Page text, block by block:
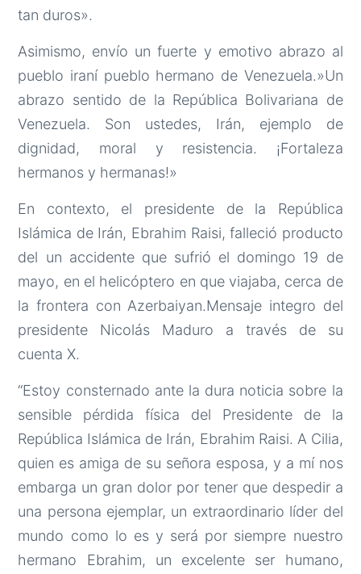
tan duros».
Asimismo, envío un fuerte y emotivo abrazo al
pueblo iraní pueblo hermano de Venezuela.»Un
abrazo sentido de la República Bolivariana de
Venezuela. Son ustedes, Irán, ejemplo de
dignidad, moral y resistencia. ¡Fortaleza
hermanos y hermanas!»
En contexto, el presidente de la República
Islámica de Irán, Ebrahim Raisi, falleció producto
del un accidente que sufrió el domingo 19 de
mayo, en el helicóptero en que viajaba, cerca de
la frontera con Azerbaiyan.Mensaje integro del
presidente Nicolás Maduro a través de su
cuenta X.
“Estoy consternado ante la dura noticia sobre la
sensible pérdida física del Presidente de la
República Islámica de Irán, Ebrahim Raisi. A Cilia,
quien es amiga de su señora esposa, y a mí nos
embarga un gran dolor por tener que despedir a
una persona ejemplar, un extraordinario líder del
mundo como lo es y será por siempre nuestro
hermano Ebrahim, un excelente ser humano,